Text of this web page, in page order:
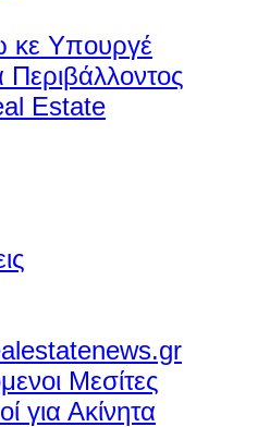
κε Υπουργέ
Περιβάλλοντος
Estate
Μεσίτες
για Ακίνητα